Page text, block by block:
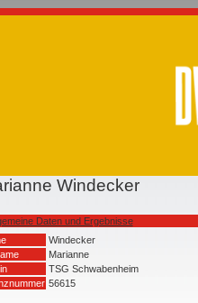
Windecker
Daten und Ergebnisse
Windecker
Marianne
TSG Schwabenheim
56615